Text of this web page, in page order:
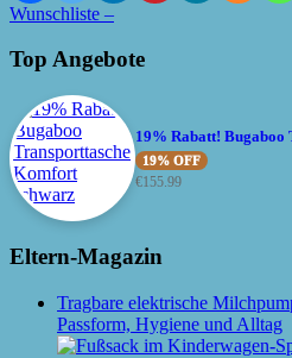
Wunschliste –
Top Angebote
19% Rabatt! Bugaboo
19% OFF
€155.99
Eltern-Magazin
Tragbare elektrische
Passform, Hygiene und Alltag